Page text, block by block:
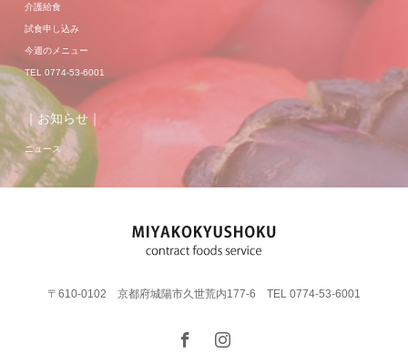
介護給食
試食申し込み
今週のメニュー
TEL 0774-53-6001
｜お知らせ｜
ニュース
〒610-0102 京都府城陽市久世荒内177-6 TEL 0774-53-6001